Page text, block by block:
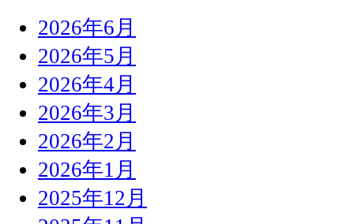
2026年6月
2026年5月
2026年4月
2026年3月
2026年2月
2026年1月
2025年12月